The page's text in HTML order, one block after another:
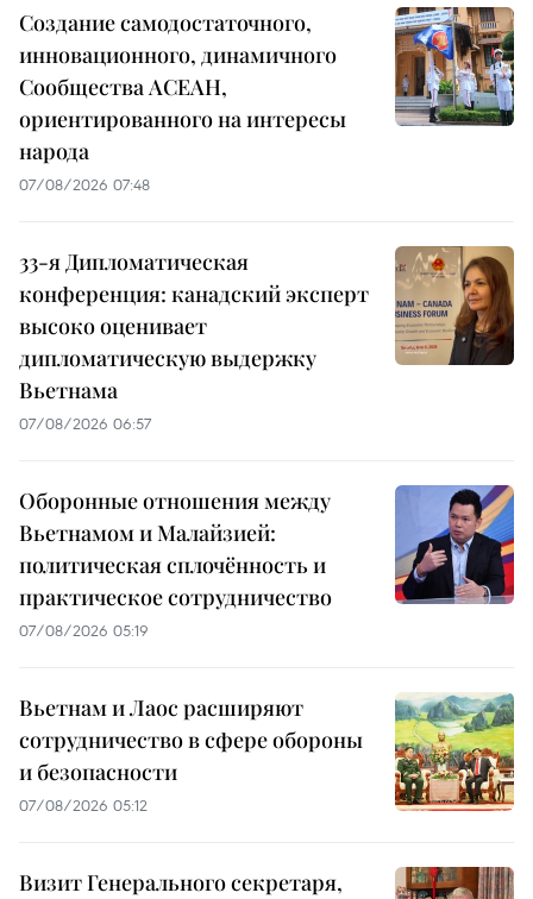
Создание самодостаточного,
инновационного, динамичного
Сообщества АСЕАН,
ориентированного на интересы
народа
07/08/2026 07:48
33-я Дипломатическая
конференция: канадский эксперт
высоко оценивает
дипломатическую выдержку
Вьетнама
07/08/2026 06:57
Оборонные отношения между
Вьетнамом и Малайзией:
политическая сплочённость и
практическое сотрудничество
07/08/2026 05:19
Вьетнам и Лаос расширяют
сотрудничество в сфере обороны
и безопасности
07/08/2026 05:12
Визит Генерального секретаря,